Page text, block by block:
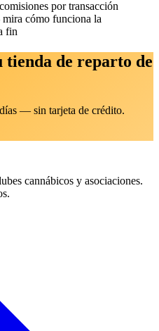
por transacción
cómo funciona la
fin
de reparto de
— sin tarjeta de crédito.
cannábicos y asociaciones.